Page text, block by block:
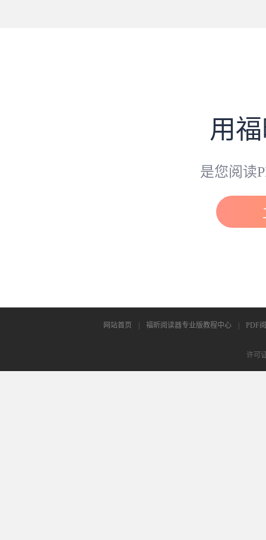
用
是您阅读
网站首页 福昕阅读器专业版教程中心 PDF
许可